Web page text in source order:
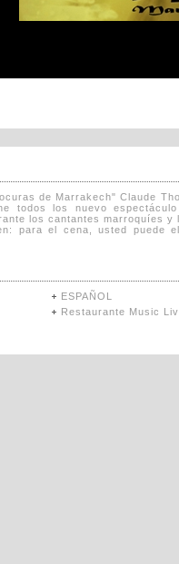
de Marrakech" Claude
todos los nuevo
los cantantes marroquíes y
para el cena, usted puede
ESPAÑOL
Restaurante Music